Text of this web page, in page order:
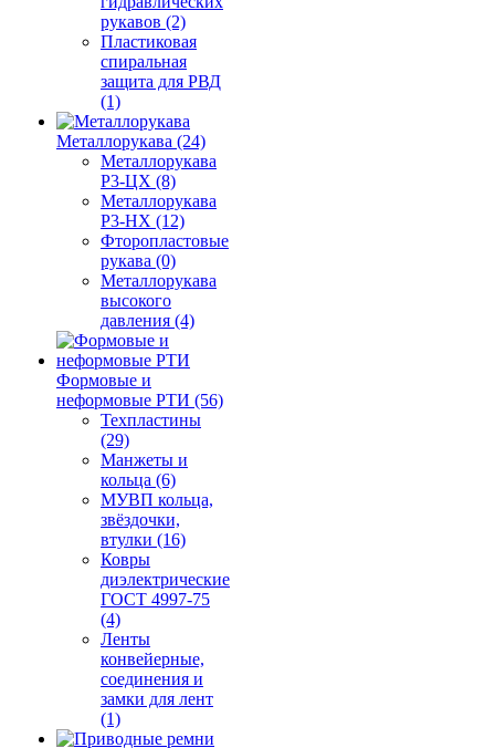
рукавов (2)
Пластиковая
спиральная
защита для РВД
(1)
Металлорукава (24)
Металлорукава
Р3-ЦХ (8)
Металлорукава
Р3-НХ (12)
Фторопластовые
рукава (0)
Металлорукава
высокого
давления (4)
Формовые и
неформовые РТИ (56)
Техпластины
(29)
Манжеты и
кольца (6)
МУВП кольца,
звёздочки,
втулки (16)
Ковры
диэлектрические
ГОСТ 4997-75
(4)
Ленты
конвейерные,
соединения и
замки для лент
(1)